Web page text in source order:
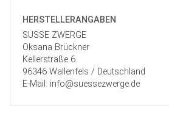
HERSTELLER­ANGABEN
SÜSSE ZWERGE
Oksana Brückner
Kellerstraße 6
96346 Wallenfels / Deutschland
E-Mail: info@suessezwerge.de